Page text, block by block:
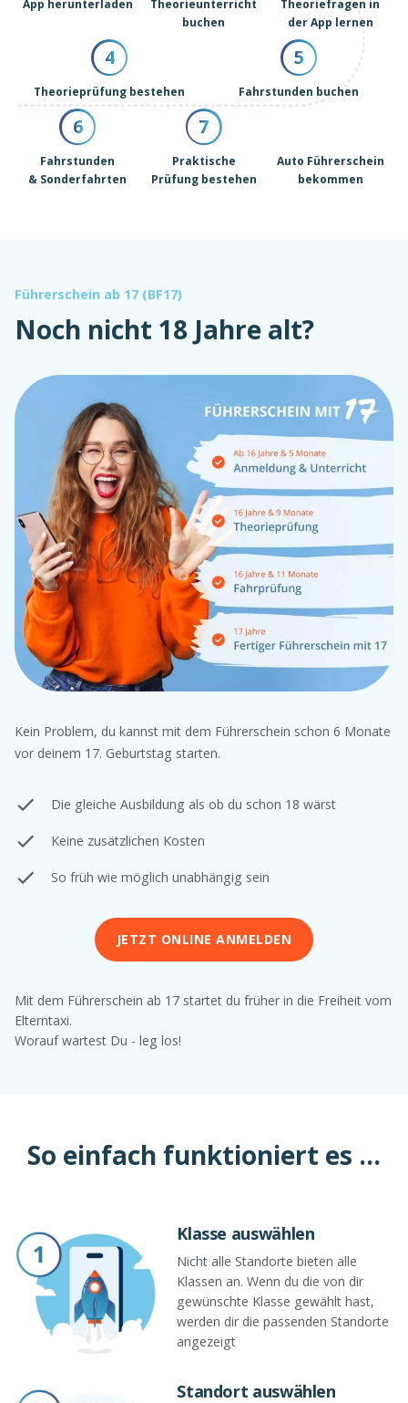
App herunterladen
Theorieunterricht
buchen
Theoriefragen in
der App lernen
5
Fahrstunden buchen
4
Theorieprüfung bestehen
6
Fahrstunden
& Sonderfahrten
7
Praktische
Prüfung bestehen
Auto Führerschein
bekommen
Führerschein ab 17 (BF17)
Noch nicht 18 Jahre alt?
Kein Problem, du kannst mit dem Führerschein schon 6 Monate
vor deinem 17. Geburtstag starten.
Die gleiche Ausbildung als ob du schon 18 wärst
Keine zusätzlichen Kosten
So früh wie möglich unabhängig sein
JETZT ONLINE ANMELDEN
Mit dem Führerschein ab 17 startet du früher in die Freiheit vom
Elterntaxi.
Worauf wartest Du - leg los!
So einfach funktioniert es ...
Klasse auswählen
Nicht alle Standorte bieten alle
Klassen an. Wenn du die von dir
gewünschte Klasse gewählt hast,
werden dir die passenden Standorte
angezeigt
Standort auswählen